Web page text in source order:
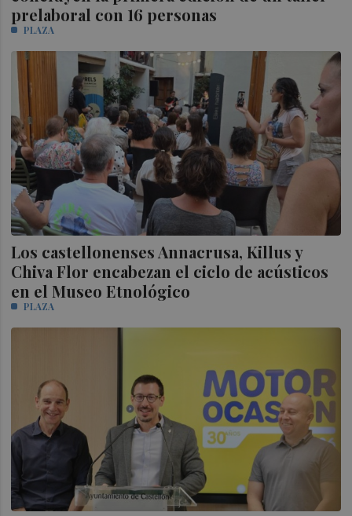
prelaboral con 16 personas
PLAZA
Los castellonenses Annacrusa, Killus y
Chiva Flor encabezan el ciclo de acústicos
en el Museo Etnológico
PLAZA